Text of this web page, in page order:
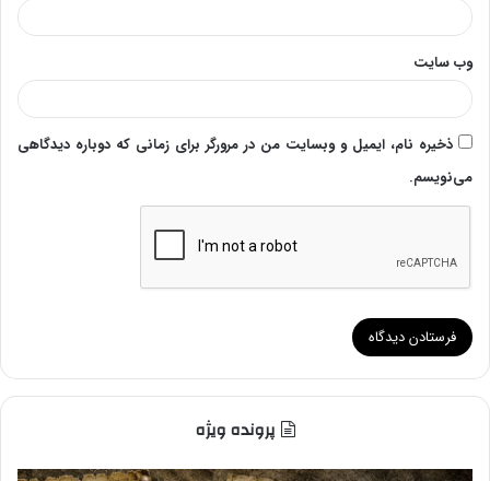
وب‌ سایت
ذخیره نام، ایمیل و وبسایت من در مرورگر برای زمانی که دوباره دیدگاهی
می‌نویسم.
پرونده ویژه